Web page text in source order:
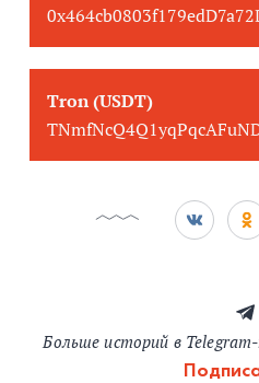
Tron (USDT)
Больше историй в